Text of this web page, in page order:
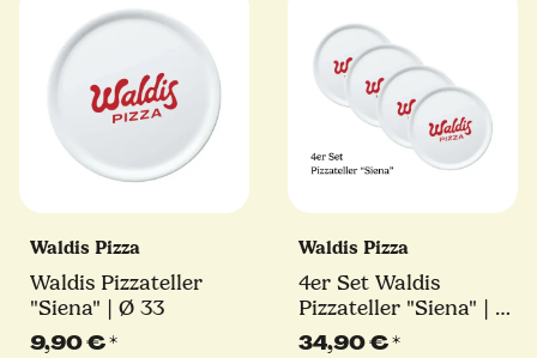
Waldis Pizza
Waldis Pizzateller
"Siena" | Ø 33
9,90 €*
Waldis Pizza
4er Set Waldis
Pizzateller "Siena" | Ø
33
34,90 €*